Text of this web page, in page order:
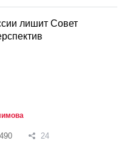
лишит Совет
24